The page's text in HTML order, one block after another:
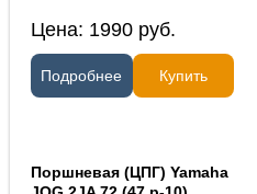
Цена: 1990 руб.
Подробнее Купить
Поршневая (ЦПГ) Yamaha